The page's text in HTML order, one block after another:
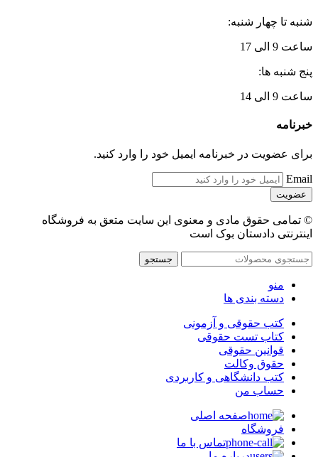
شنبه تا چهار شنبه:
ساعت 9 الی 17
پنج شنبه ها:
ساعت 9 الی 14
خبرنامه
برای عضویت در خبرنامه ایمیل خود را وارد کنید.
Email
© تمامی حقوق مادی و معنوی این سایت متعق به فروشگاه
اینترنتی دادستان بوک است
جستجو
منو
دسته بندی ها
کتب حقوقی و آزمونی
کتاب تست حقوقی
قوانین حقوقی
حقوق وکالت
کتب دانشگاهی و کاربردی
حساب من
صفحه اصلی
فروشگاه
تماس با ما